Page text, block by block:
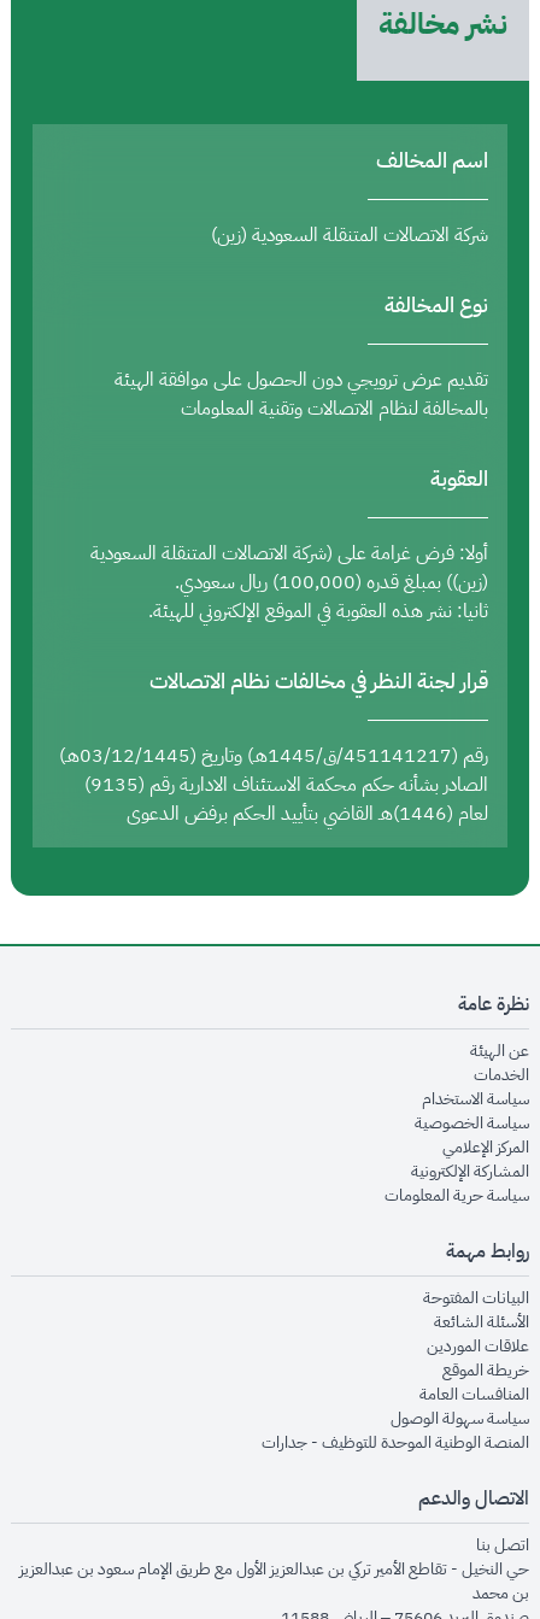
نشر مخالفة
اسم المخالف
شركة الاتصالات المتنقلة السعودية (زين)
نوع المخالفة
تقديم عرض ترويجي دون الحصول على موافقة الهيئة
بالمخالفة لنظام الاتصالات وتقنية المعلومات
العقوبة
أولا: فرض غرامة على (شركة الاتصالات المتنقلة السعودية
(زين)) بمبلغ قدره (100,000) ريال سعودي.
ثانيا: نشر هذه العقوبة في الموقع الإلكتروني للهيئة.
قرار لجنة النظر في مخالفات نظام الاتصالات
رقم (451141217/ق/1445هـ) وتاريخ (03/12/1445هـ)
الصادر بشأنه حكم محكمة الاستئناف الادارية رقم (9135)
لعام (1446)هـ القاضي بتأييد الحكم برفض الدعوى
نظرة عامة
عن الهيئةopens in new window
الخدماتopens in new window
سياسة الاستخدام
سياسة الخصوصيةopens in new window
المركز الإعلاميopens in new window
المشاركة الإلكترونيةopens in new window
سياسة حرية المعلوماتopens in new window
روابط مهمة
البيانات المفتوحةopens in new window
الأسئلة الشائعةopens in new window
علاقات الموردينopens in new window
خريطة الموقعopens in new window
المنافسات العامةopens in new window
سياسة سهولة الوصولopens in new window
المنصة الوطنية الموحدة للتوظيف - جداراتopens in new window
الاتصال والدعم
اتصل بنا
حي النخيل - تقاطع الأمير تركي بن عبدالعزيز الأول مع طريق الإمام سعود بن عبدالعزيز
بن محمد